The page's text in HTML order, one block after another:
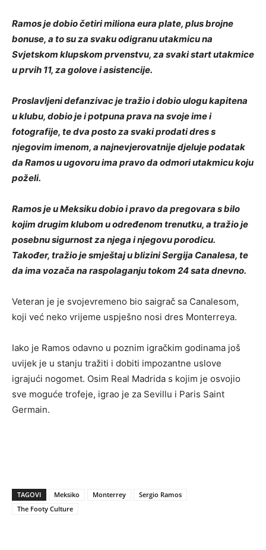
Ramos je dobio četiri miliona eura plate, plus brojne
bonuse, a to su za svaku odigranu utakmicu na
Svjetskom klupskom prvenstvu, za svaki start utakmice
u prvih 11, za golove i asistencije.
Proslavljeni defanzivac je tražio i dobio ulogu kapitena
u klubu, dobio je i potpuna prava na svoje ime i
fotografije, te dva posto za svaki prodati dres s
njegovim imenom, a najnevjerovatnije djeluje podatak
da Ramos u ugovoru ima pravo da odmori utakmicu koju
poželi.
Ramos je u Meksiku dobio i pravo da pregovara s bilo
kojim drugim klubom u određenom trenutku, a tražio je
posebnu sigurnost za njega i njegovu porodicu.
Također, tražio je smještaj u blizini Sergija Canalesa, te
da ima vozača na raspolaganju tokom 24 sata dnevno.
Veteran je je svojevremeno bio saigrač sa Canalesom,
koji već neko vrijeme uspješno nosi dres Monterreya.
Iako je Ramos odavno u poznim igračkim godinama još
uvijek je u stanju tražiti i dobiti impozantne uslove
igrajući nogomet. Osim Real Madrida s kojim je osvojio
sve moguće trofeje, igrao je za Sevillu i Paris Saint
Germain.
TAGOVI Meksiko Monterrey
Sergio Ramos
The Footy Culture